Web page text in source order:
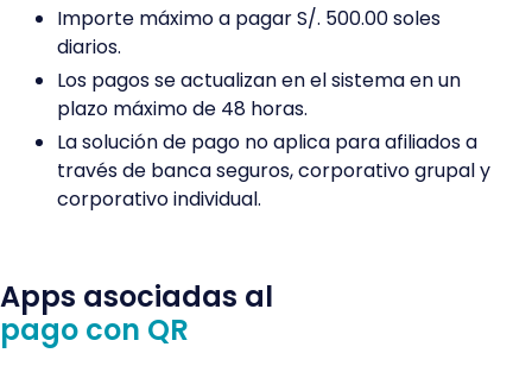
Importe máximo a pagar S/. 500.00 soles
diarios.
Los pagos se actualizan en el sistema en un
plazo máximo de 48 horas.
La solución de pago no aplica para afiliados a
través de banca seguros, corporativo grupal y
corporativo individual.
Apps asociadas al
pago con QR